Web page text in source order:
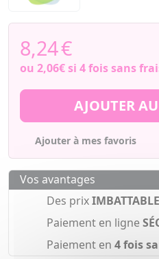
8,24€
ou 2,06€si 4 fois sans
AJOUTER
Ajouter à mes favoris
Vos avantages
Des prix
Paiement en ligne
Paiement en 4 fois